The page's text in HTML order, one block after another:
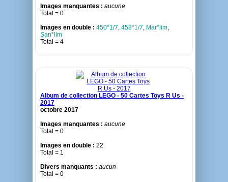
Images manquantes : aucune
Total = 0
Images en double : 450*1/7, 458*1/7, Mar*lim,
San*lim
Total = 4
Album de collection LEGO - 50 Cartes Toys R Us -
2017
octobre 2017
Images manquantes : aucune
Total = 0
Images en double : 22
Total = 1
Divers manquants : aucun
Total = 0